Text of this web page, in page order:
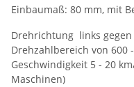
Einbaumaß: 80 mm, mit
Drehrichtung links
Drehzahlbereich von 600
Geschwindigkeit 5 - 20
Maschinen)